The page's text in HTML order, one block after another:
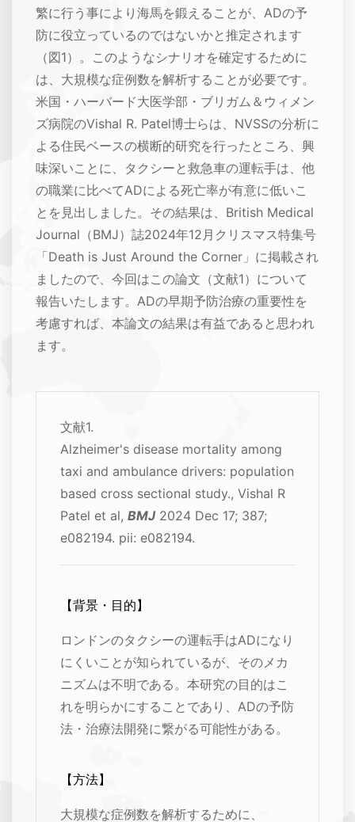
繁に行う事により海馬を鍛えることが、ADの予
防に役立っているのではないかと推定されます
（図1）。このようなシナリオを確定するために
は、大規模な症例数を解析することが必要です。
米国・ハーバード大医学部・ブリガム＆ウィメン
ズ病院のVishal R. Patel博士らは、NVSSの分析に
よる住民ベースの横断的研究を行ったところ、興
味深いことに、タクシーと救急車の運転手は、他
の職業に比べてADによる死亡率が有意に低いこ
とを見出しました。その結果は、British Medical
Journal（BMJ）誌2024年12月クリスマス特集号
「Death is Just Around the Corner」に掲載され
ましたので、今回はこの論文（文献1）について
報告いたします。ADの早期予防治療の重要性を
考慮すれば、本論文の結果は有益であると思われ
ます。
文献1.
Alzheimer's disease mortality among
taxi and ambulance drivers: population
based cross sectional study., Vishal R
Patel et al, BMJ2024 Dec 17; 387;
e082194. pii: e082194.
【背景・目的】
ロンドンのタクシーの運転手はADになり
にくいことが知られているが、そのメカ
ニズムは不明である。本研究の目的はこ
れを明らかにすることであり、ADの予防
法・治療法開発に繋がる可能性がある。
【方法】
大規模な症例数を解析するために、